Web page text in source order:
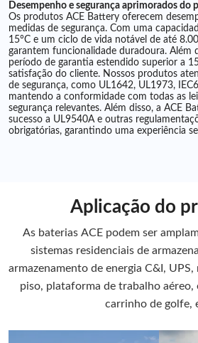
Desempenho e segurança aprimorados do
Os produtos ACE Battery oferecem
medidas de segurança. Com uma
15°C e um ciclo de vida notável de até
garantem funcionalidade duradoura. Além
período de garantia estendido superior a
satisfação do cliente. Nossos produtos
de segurança, como UL1642, UL1973,
mantendo a conformidade com todas as
segurança relevantes. Além disso, a ACE
sucesso a UL9540A e outras
obrigatórias, garantindo uma experiência
Aplicação do
As baterias ACE podem ser
sistemas residenciais de
armazenamento de energia C&I,
piso, plataforma de trabalho aéreo,
carrinho de golfe,